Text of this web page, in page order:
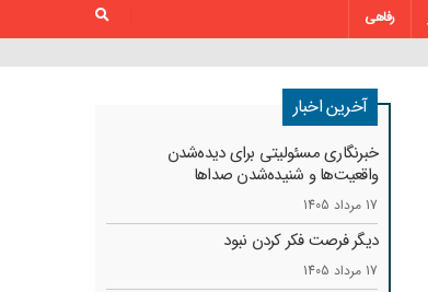
رفاهی
آخرین اخبار
خبرنگاری مسئولیتی برای دیده‌شدن
واقعیت‌ها و شنیده‌شدن صداها
17 مرداد 1405
دیگر فرصت فکر کردن نبود
17 مرداد 1405